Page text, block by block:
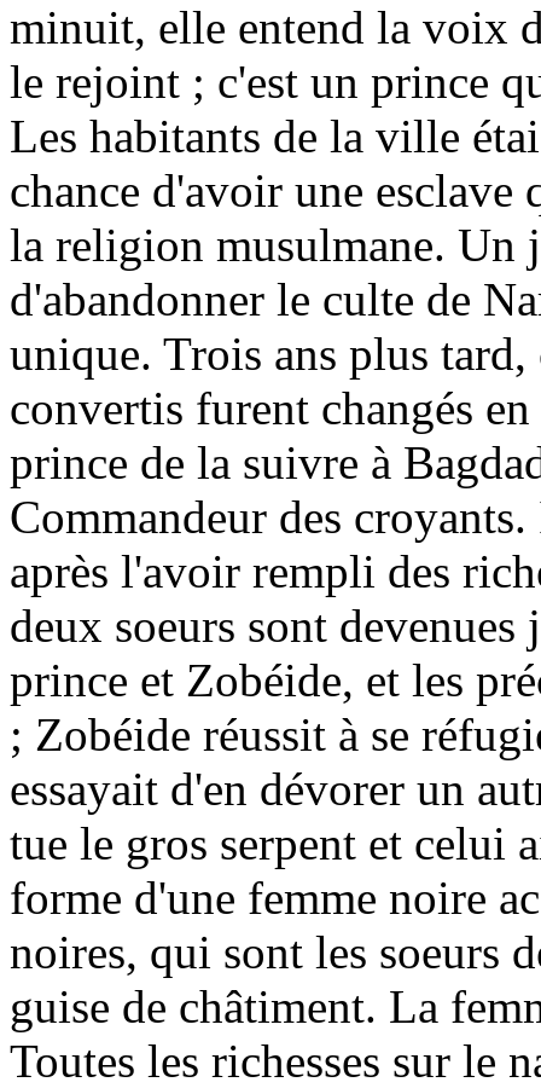
minuit, elle entend la voix
le rejoint ; c'est un prince
Les habitants de la ville
chance d'avoir une
la religion musulmane. Un
d'abandonner le culte de
unique. Trois ans plus
convertis furent changés
prince de la suivre à
Commandeur des
après l'avoir rempli des
deux soeurs sont devenues
prince et Zobéide, et les
; Zobéide réussit à se
essayait d'en dévorer un
tue le gros serpent et celui
forme d'une femme noire
noires, qui sont les soeurs
guise de châtiment. La
Toutes les richesses sur le